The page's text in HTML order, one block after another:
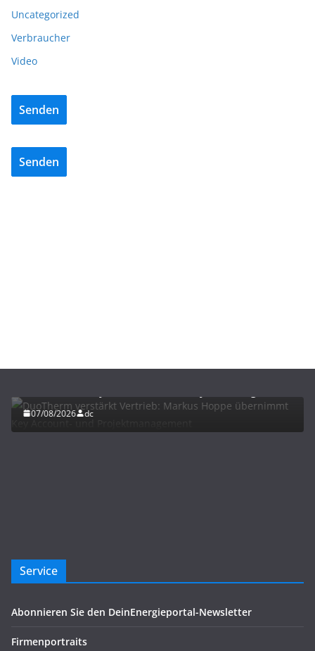
Uncategorized
Verbraucher
Video
Senden
Senden
07/08/2026 dc
Service
Abonnieren Sie den DeinEnergieportal-Newsletter
Firmenportraits